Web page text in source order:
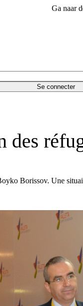
Ga naar
Se connecter
des
Borissov. Une